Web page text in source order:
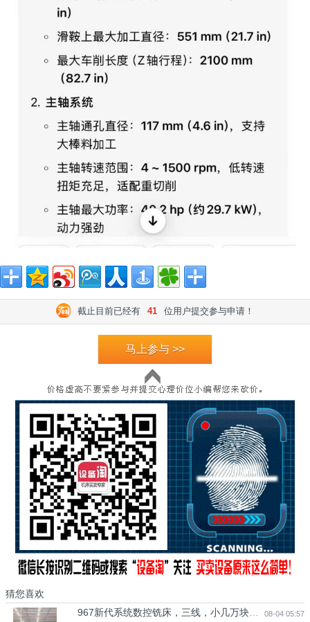
截止目前已经有 41 位用户提交参与申请！
马上参与 >>
猜您喜欢
08-04 05:57
967新代系统数控铣床，三线，小几万块钱秒杀